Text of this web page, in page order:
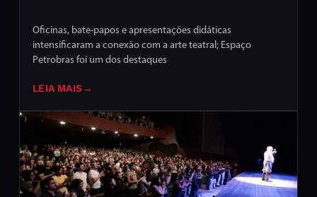
Oficinas, bate-papos e apresentações didáticas
intensificaram a conexão com a arte teatral; Espaço
Petrobras foi um dos destaques
LEIA MAIS →